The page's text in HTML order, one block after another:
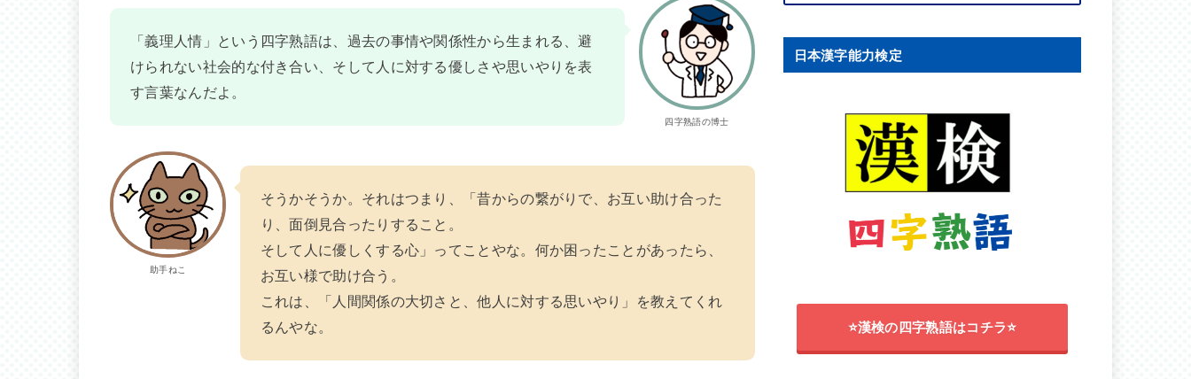
四字熟語の博士
「義理人情」という四字熟語は、過去の事情や関係性から生まれる、避
けられない社会的な付き合い、そして人に対する優しさや思いやりを表
す言葉なんだよ。
助手ねこ
そうかそうか。それはつまり、「昔からの繋がりで、お互い助け合った
り、面倒見合ったりすること。
そして人に優しくする心」ってことやな。何か困ったことがあったら、
お互い様で助け合う。
これは、「人間関係の大切さと、他人に対する思いやり」を教えてくれ
るんやな。
日本漢字能力検定
⭐漢検の四字熟語はコチラ⭐